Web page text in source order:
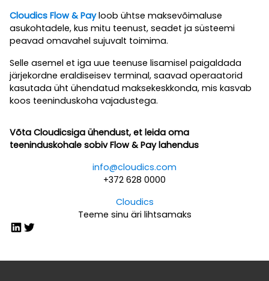
Cloudics Flow & Payloob ühtse maksevõimaluse
asukohtadele, kus mitu teenust, seadet ja süsteemi
peavad omavahel sujuvalt toimima.
Selle asemel et iga uue teenuse lisamisel paigaldada
järjekordne eraldiseisev terminal, saavad operaatorid
kasutada üht ühendatud maksekeskkonda, mis kasvab
koos teeninduskoha vajadustega.
Võta Cloudicsiga ühendust, et leida oma
teeninduskohale sobiv Flow & Pay lahendus
info@cloudics.com
+372 628 0000
Cloudics
Teeme sinu äri lihtsamaks
LinkedIn Twitter